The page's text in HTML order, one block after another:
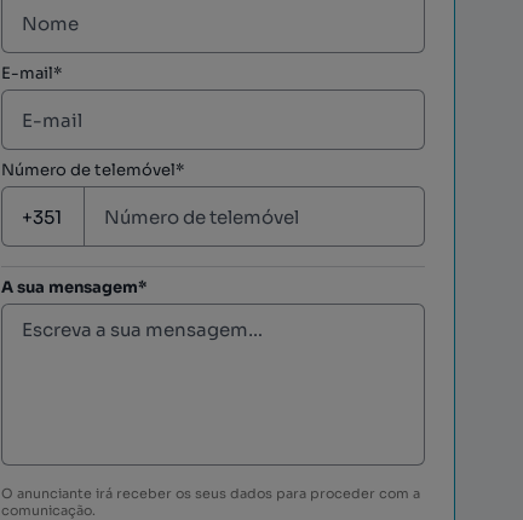
E-mail*
Número de telemóvel*
A sua mensagem*
O anunciante irá receber os seus dados para proceder com a
comunicação.